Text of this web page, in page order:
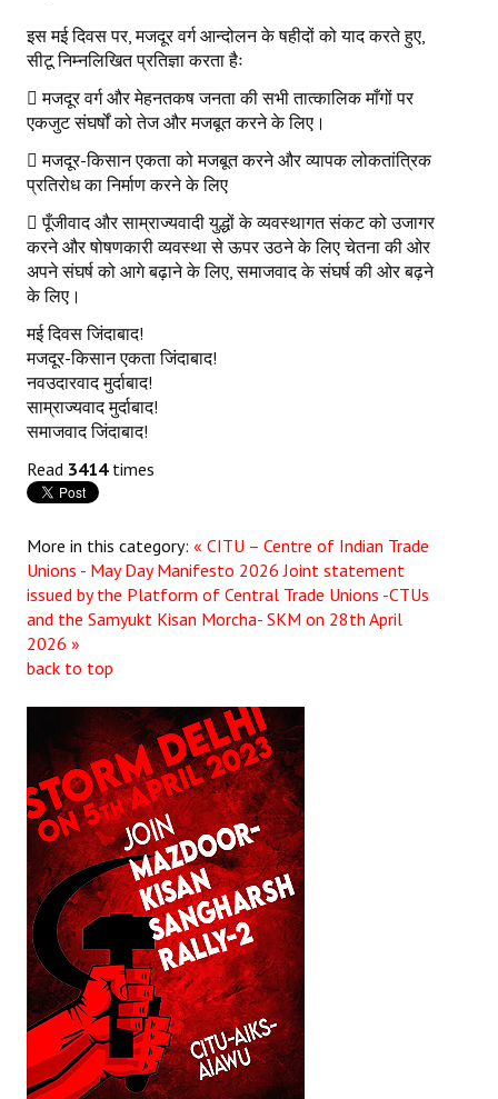
इस मई दिवस पर, मजदूर वर्ग आन्दोलन के षहीदों को याद करते हुए,
सीटू निम्नलिखित प्रतिज्ञा करता हैः
 मजदूर वर्ग और मेहनतकष जनता की सभी तात्कालिक माँगों पर
एकजुट संघर्षों को तेज और मजबूत करने के लिए।
 मजदूर-किसान एकता को मजबूत करने और व्यापक लोकतांत्रिक
प्रतिरोध का निर्माण करने के लिए
 पूँजीवाद और साम्राज्यवादी युद्धों के व्यवस्थागत संकट को उजागर
करने और षोषणकारी व्यवस्था से ऊपर उठने के लिए चेतना की ओर
अपने संघर्ष को आगे बढ़ाने के लिए, समाजवाद के संघर्ष की ओर बढ़ने
के लिए।
मई दिवस जिंदाबाद!
मजदूर-किसान एकता जिंदाबाद!
नवउदारवाद मुर्दाबाद!
साम्राज्यवाद मुर्दाबाद!
समाजवाद जिंदाबाद!
Read 3414times
More in this category: « CITU – Centre of Indian Trade
Unions - May Day Manifesto 2026 Joint statement
issued by the Platform of Central Trade Unions -CTUs
and the Samyukt Kisan Morcha- SKM on 28th April
2026 »
back to top